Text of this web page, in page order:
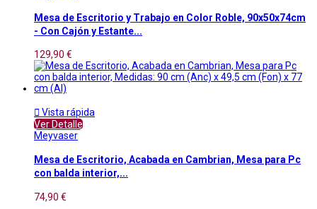
Mesa de Escritorio y Trabajo en Color Roble, 90x50x74cm
- Con Cajón y Estante...
129,90 €
 Vista rápida
Ver Detalle
Meyvaser
Mesa de Escritorio, Acabada en Cambrian, Mesa para Pc
con balda interior,...
74,90 €